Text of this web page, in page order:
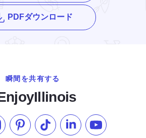
PDFダウンロードエンジョイ・イリ
瞬間を共有する
ックでいいね
ンスタグラムをフォローする
ピンタレストTikTokでフォローする
LinkedInでフォロー
YouTubeで